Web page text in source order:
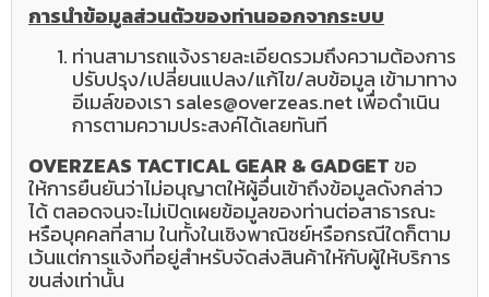
การนำข้อมูลส่วนตัวของท่านออกจากระบบ
ท่านสามารถแจ้งรายละเอียดรวมถึงความต้องการ
ปรับปรุง/เปลี่ยนแปลง/แก้ไข/ลบข้อมูล เข้ามาทาง
อีเมล์ของเรา sales@overzeas.net เพื่อดำเนิน
การตามความประสงค์ได้เลยทันที
OVERZEAS TACTICAL GEAR & GADGET ขอ
ให้การยืนยันว่าไม่อนุญาตให้ผู้อื่นเข้าถึงข้อมูลดังกล่าว
ได้ ตลอดจนจะไม่เปิดเผยข้อมูลของท่านต่อสาธารณะ
หรือบุคคลที่สาม ในทั้งในเชิงพาณิชย์หรือกรณีใดก็ตาม
เว้นแต่การแจ้งที่อยู่สำหรับจัดส่งสินค้าใหักับผู้ให้บริการ
ขนส่งเท่านั้น